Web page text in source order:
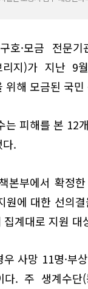
호·모금 전문기
리지)가 지난 9
위해 모금된 국
는 피해를 본 12
다.
본부에서 확정
에 대한 선의
계대로 지원
사망 11명·부
. 주 생계수단(